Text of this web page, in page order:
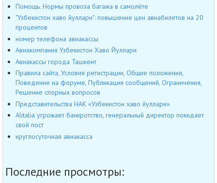
Помощь. Нормы провоза багажа в самолёте
"Узбекистон хаво йуллари": повышение цен авиабилетов на 20
процентов
номер телефона авиакассы
Авиакомпания Узбекистон Хаво Йуллари
Авиакассы города Ташкент
Правила сайта, Условия регистрации, Общие положения,
Поведение на форуме, Публикация сообщений, Ограничения,
Решение спорных вопросов
Представительства НАК «Узбекистон хаво йуллари»
Alitalia угрожает банкротство, генеральный директор покидает
свой пост
круглосуточная авиакасса
Последние просмотры: